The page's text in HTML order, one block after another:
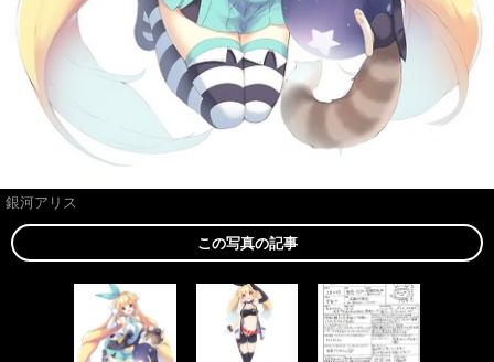
銀河アリス
この写真の記事